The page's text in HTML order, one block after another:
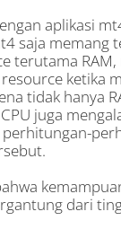
aplikasi
saja memang
terutama RAM,
ketika
tidak hanya
juga
dari